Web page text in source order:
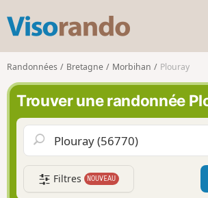
s
o
r
n
d
o
Randonnées Bretagne Morbihan Plouray
Trouver une randonnée
Filtres NOUVEAU